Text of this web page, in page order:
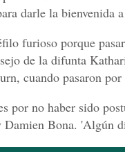
darle la bienvenida
furioso porque
de la difunta
cuando pasaron
por no haber sido
Bona. 'Algún